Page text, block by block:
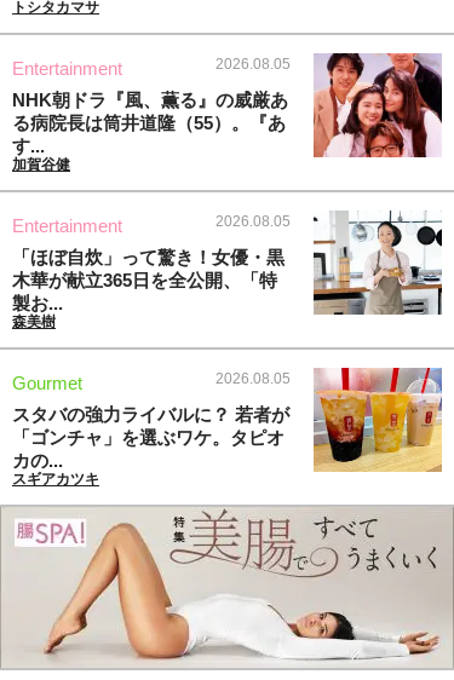
トシタカマサ
Entertainment 2026.08.05
NHK朝ドラ『風、薫る』の威厳あ
る病院長は筒井道隆（55）。『あ
す...
加賀谷健
Entertainment 2026.08.05
「ほぼ自炊」って驚き！女優・黒
木華が献立365日を全公開、「特
製お...
森美樹
Gourmet 2026.08.05
スタバの強力ライバルに？ 若者が
「ゴンチャ」を選ぶワケ。タピオ
カの...
スギアカツキ